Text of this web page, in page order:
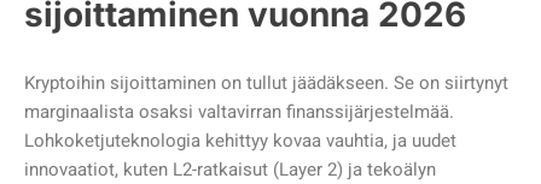
sijoittaminen vuonna 2026
Kryptoihin sijoittaminen on tullut jäädäkseen. Se on siirtynyt
marginaalista osaksi valtavirran finanssijärjestelmää.
Lohkoketjuteknologia kehittyy kovaa vauhtia, ja uudet
innovaatiot, kuten L2-ratkaisut (Layer 2) ja tekoälyn